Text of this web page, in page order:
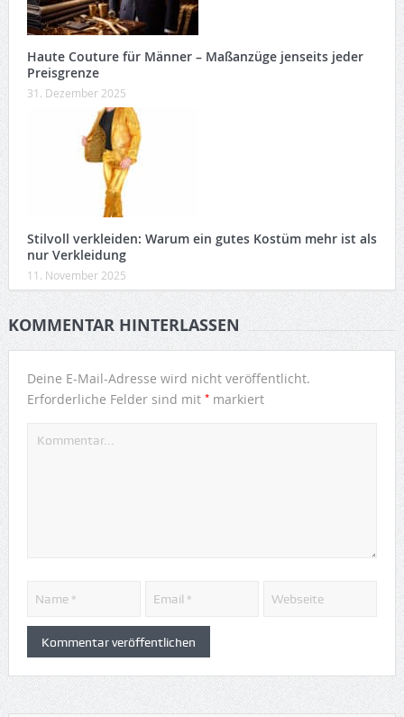
Haute Couture für Männer – Maßanzüge jenseits jeder
Preisgrenze
31. Dezember 2025
Stilvoll verkleiden: Warum ein gutes Kostüm mehr ist als
nur Verkleidung
11. November 2025
KOMMENTAR HINTERLASSEN
Deine E-Mail-Adresse wird nicht veröffentlicht.
Erforderliche Felder sind mit *markiert